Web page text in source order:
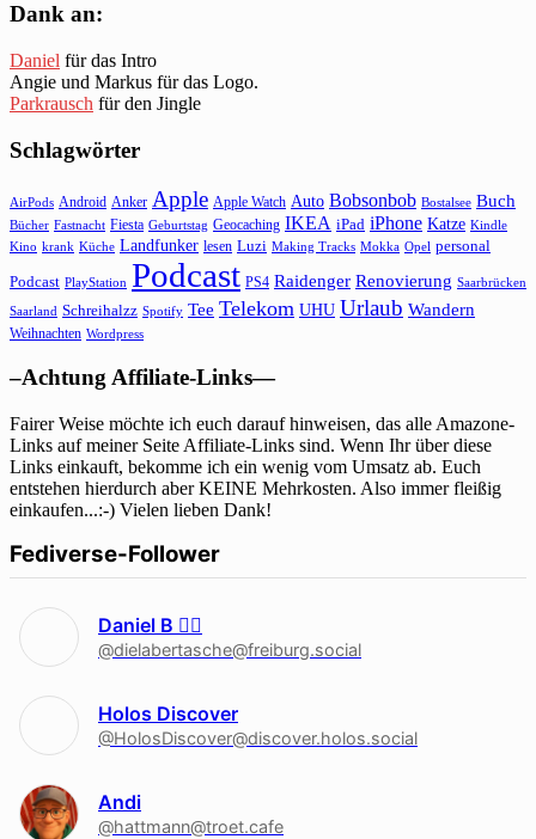
Dank an:
Daniel für das Intro
Angie und Markus für das Logo.
Parkrausch für den Jingle
Schlagwörter
AirPods Android Anker Apple Apple Watch Auto Bobsonbob Bostalsee Buch
Bücher Fastnacht Fiesta Geburtstag Geocaching IKEA iPad iPhone Katze Kindle
Kino krank Küche Landfunker lesen Luzi Making Tracks Mokka Opel personal
Podcast PlayStation Podcast PS4 Raidenger Renovierung Saarbrücken
Saarland Schreihalzz Spotify Tee Telekom UHU Urlaub Wandern
Weihnachten Wordpress
–Achtung Affiliate-Links—
Fairer Weise möchte ich euch darauf hinweisen, das alle Amazone-
Links auf meiner Seite Affiliate-Links sind. Wenn Ihr über diese
Links einkauft, bekomme ich ein wenig vom Umsatz ab. Euch
entstehen hierdurch aber KEINE Mehrkosten. Also immer fleißig
einkaufen...:-) Vielen lieben Dank!
Fediverse-Follower
Daniel B 🏳‍🌈
@dielabertasche@freiburg.social
Holos Discover
@HolosDiscover@discover.holos.social
Andi
@hattmann@troet.cafe